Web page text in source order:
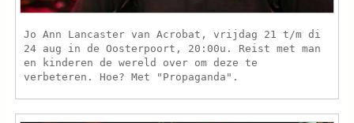
Jo Ann Lancaster van Acrobat, vrijdag 21 t/m di
24 aug in de Oosterpoort, 20:00u. Reist met man
en kinderen de wereld over om deze te
verbeteren. Hoe? Met "Propaganda".